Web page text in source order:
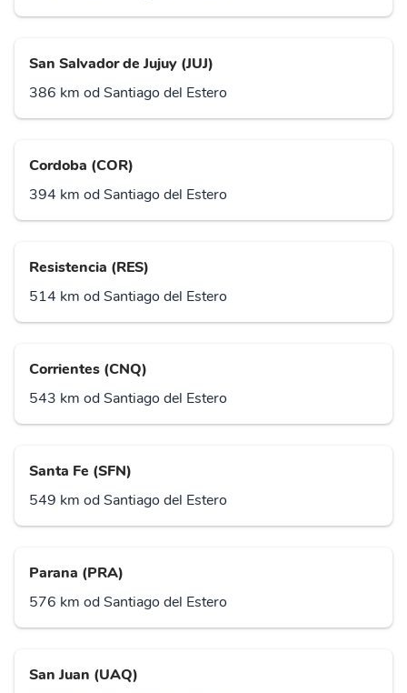
San Salvador de Jujuy (JUJ)
386 km od Santiago del Estero
Cordoba (COR)
394 km od Santiago del Estero
Resistencia (RES)
514 km od Santiago del Estero
Corrientes (CNQ)
543 km od Santiago del Estero
Santa Fe (SFN)
549 km od Santiago del Estero
Parana (PRA)
576 km od Santiago del Estero
San Juan (UAQ)